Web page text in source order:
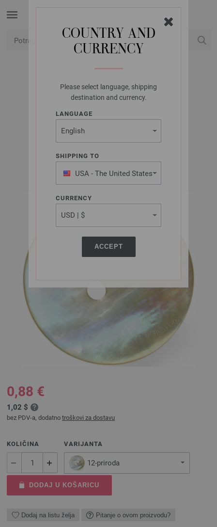
COUNTRY AND
CURRENCY
Please select language, shipping
destination and currency.
LANGUAGE
SHIPPING TO
USA - The United States
of America
CURRENCY
ACCEPT
UNION KNOPF
UNION KNOPF
37604/23MM
0,88 €
1,02 $
bez PDV-a, dodatno troškovi za dostavu
KOLIČINA VARIJANTA
12-priroda
DODAJ U KOŠARICU
Dodaj na listu želja Pitanje o ovom proizvodu?